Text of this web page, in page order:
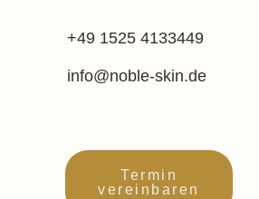
+49 1525 4133449
info@noble-skin.de
Termin
vereinbaren